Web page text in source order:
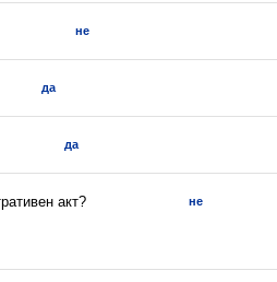
не
да
да
акт? не